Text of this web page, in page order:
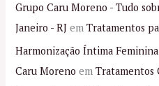
Grupo Caru Moreno - Tudo
Janeiro - RJ emTratamentos
Harmonização Íntima
Caru Moreno emTratamentos